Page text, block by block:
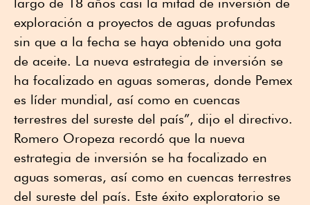
exploración a proyectos de aguas profundas
sin que a la fecha se haya obtenido una gota
de aceite. La nueva estrategia de inversión se
ha focalizado en aguas someras, donde Pemex
es líder mundial, así como en cuencas
terrestres del sureste del país”, dijo el directivo.
Romero Oropeza recordó que la nueva
estrategia de inversión se ha focalizado en
aguas someras, así como en cuencas terrestres
del sureste del país. Este éxito exploratorio se